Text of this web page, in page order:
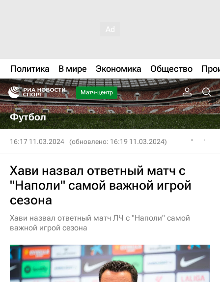
Политика В мире Экономика Общество
Матч-центр
Футбол
16:17 11.03.2024 (обновлено: 16:19 11.03.2024)
Хави назвал ответный матч с
"Наполи" самой важной игрой
сезона
Хави назвал ответный матч ЛЧ с "Наполи" самой
важной игрой сезона